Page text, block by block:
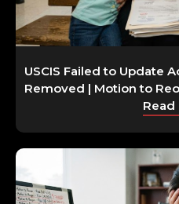
USCIS Failed to Update
Removed | Motion to
Read